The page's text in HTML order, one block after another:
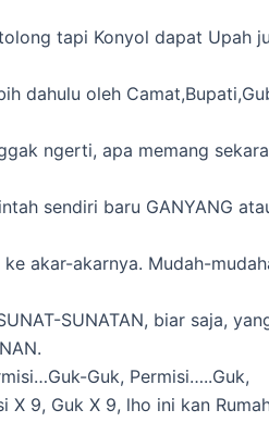
tapi Konyol dapat Upah
dahulu oleh
ngerti, apa memang
sendiri baru GANYANG
akar-akarnya. Mudah-
SUNATAN, biar saja,
Guk, Permisi…..Guk,
X 9, Guk X 9, lho ini kan